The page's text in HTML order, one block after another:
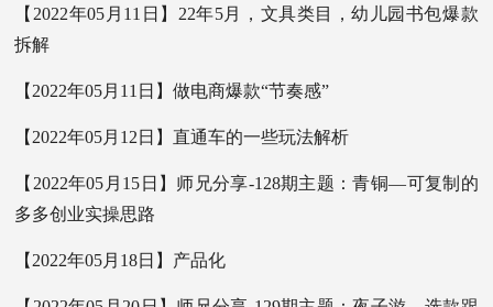
【2022年05月11日】22年5月，文具类目，幼儿园书包爆款
拆解
【2022年05月11日】做电商爆款“节奏感”
【2022年05月12日】直通车的一些玩法解析
【2022年05月15日】师兄分享-128期主题：青铜—可复制的
多多创业实操思路
【2022年05月18日】产品化